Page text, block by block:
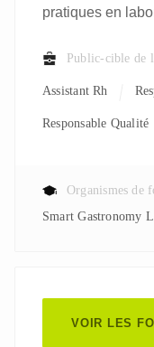
pratiques en
Public-cible de
Assistant Rh
Responsable Qualité
Organismes de
Smart Gastronomy
VOIR LES